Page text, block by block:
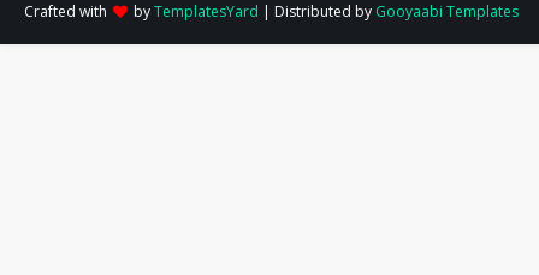
Crafted with byTemplatesYard | Distributed by Gooyaabi Templates